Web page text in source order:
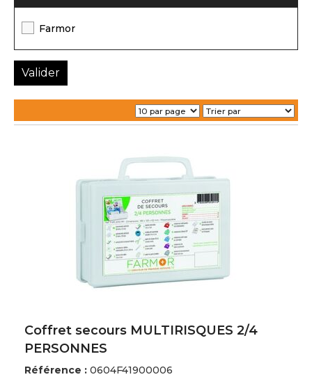
Farmor
Coffret secours MULTIRISQUES 2/4
PERSONNES
Référence : 0604F41900006